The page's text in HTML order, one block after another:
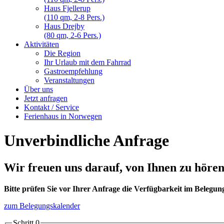
Haus Fjellerup
(110 qm, 2-8 Pers.)
Haus Drejby
(80 qm, 2-6 Pers.)
Aktivitäten
Die Region
Ihr Urlaub mit dem Fahrrad
Gastroempfehlung
Veranstaltungen
Über uns
Jetzt anfragen
Kontakt / Service
Ferienhaus in Norwegen
Unverbindliche Anfrage
Wir freuen uns darauf, von Ihnen zu
Bitte prüfen Sie vor Ihrer Anfrage die Verfügbarkeit im
zum Belegungskalender